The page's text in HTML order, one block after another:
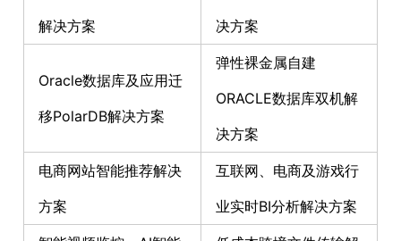
解决方案
决方案
Oracle数据库及应用迁
移PolarDB解决方案
弹性裸金属自建
ORACLE数据库双机解
决方案
电商网站智能推荐解决
方案
互联网、电商及游戏行
业实时BI分析解决方案